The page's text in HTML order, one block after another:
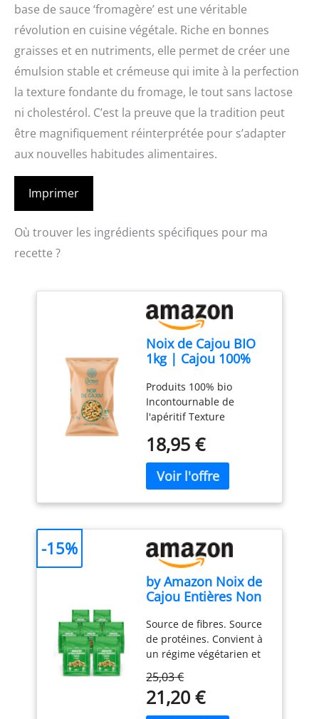
base de sauce ‘fromagère’ est une véritable
révolution en cuisine végétale. Riche en bonnes
graisses et en nutriments, elle permet de créer une
émulsion stable et crémeuse qui imite à la perfection
la texture fondante du fromage, le tout sans lactose
ni cholestérol. C’est la preuve que la tradition peut
être magnifiquement réinterprétée pour s’adapter
aux nouvelles habitudes alimentaires.
Imprimer
Où trouver les ingrédients spécifiques pour ma
recette ?
Noix de Cajou BIO
1kg | Cajou 100%
Crues et non salées
| Sans OGM |
Parfumé &
Gourmand | IDEAL
recettes cuisine |
Convient aux
végétariens et aux
végétaliens | BASE
ORGANIC FOOD
Produits 100% bio
Incontournable de
l'apéritif Texture
noix de cajou bio dans
vos entrées ou desserts
Filière Vietnam Tous les
produits Base Organic
Food sont 100% Bio
18,95 €
by Amazon Noix de
Cajou Entières Non
7
Source de fibres. Source
de protéines. Convient à
un régime végétarien et
sous atmosphère
protectrice.
25,03 €
21,20 €
-15%